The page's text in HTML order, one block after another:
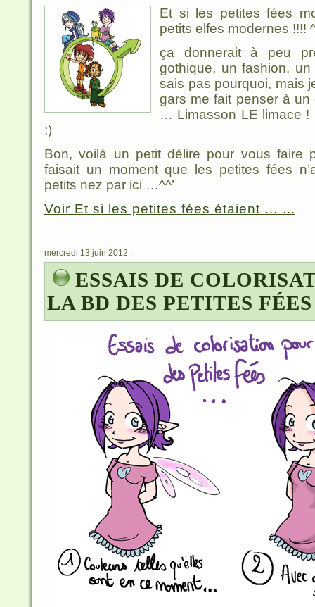
Et si les petites fées
petits elfes modernes !!!!
ça donnerait à peu
gothique, un fashion,
sais pas pourquoi, mais
gars me fait penser à
… Limasson LE limace !
;)
Bon, voilà un petit délire pour vous faire
faisait un moment que les petites fées
petits nez par ici …^^’
Voir Et si les petites fées étaient … ...
mercredi 13 juin 2012 :
ESSAIS DE
LA BD DES PETITES FÉES